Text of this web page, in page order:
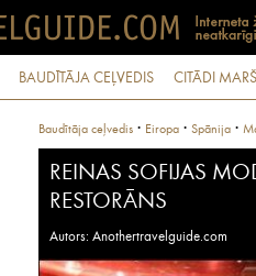
BAUDĪTĀJA CEĻVEDIS CITĀDI
Baudītāja ceļvedis · Eiropa · Spānija ·
REINAS SOFIJAS
RESTORĀNS
Autors: Anothertravelguide.com